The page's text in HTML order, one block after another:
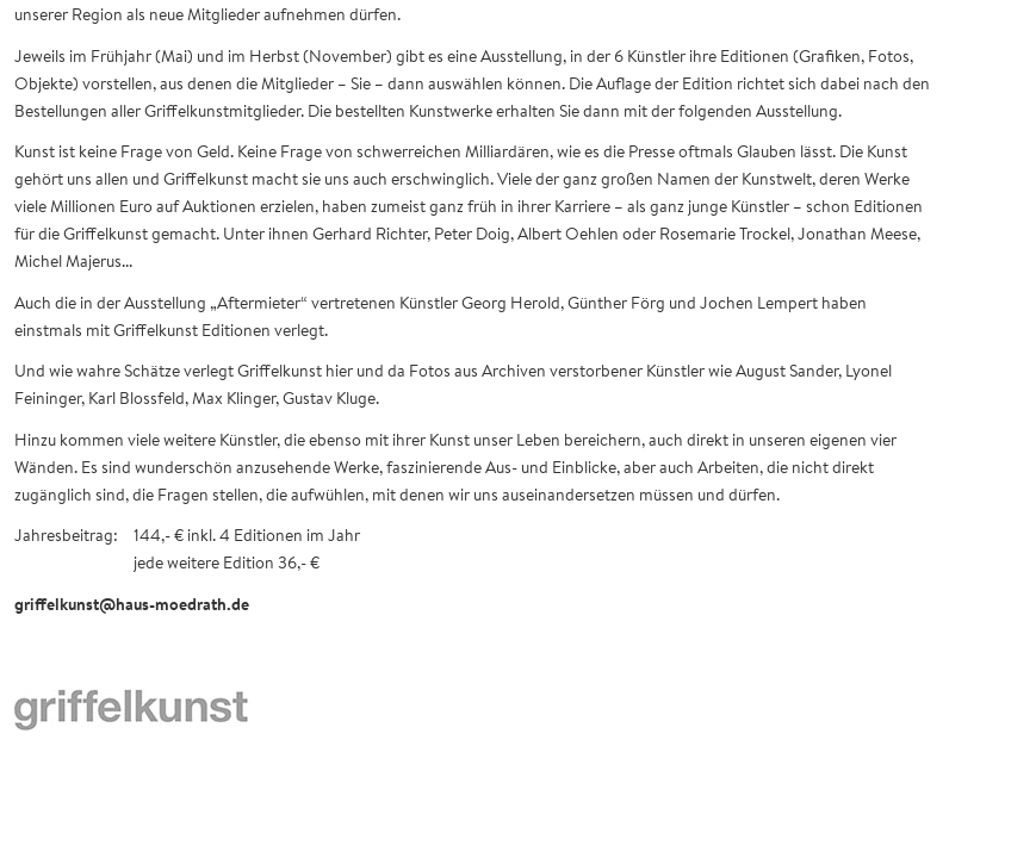
unserer Region als neue Mitglieder aufnehmen dürfen.
Jeweils im Frühjahr (Mai) und im Herbst (November) gibt es eine Ausstellung, in der 6 Künstler ihre Editionen (Grafiken, Fotos,
Objekte) vorstellen, aus denen die Mitglieder – Sie – dann auswählen können. Die Auflage der Edition richtet sich dabei nach den
Bestellungen aller Griffelkunstmitglieder. Die bestellten Kunstwerke erhalten Sie dann mit der folgenden Ausstellung.
Kunst ist keine Frage von Geld. Keine Frage von schwerreichen Milliardären, wie es die Presse oftmals Glauben lässt. Die Kunst
gehört uns allen und Griffelkunst macht sie uns auch erschwinglich. Viele der ganz großen Namen der Kunstwelt, deren Werke
viele Millionen Euro auf Auktionen erzielen, haben zumeist ganz früh in ihrer Karriere – als ganz junge Künstler – schon Editionen
für die Griffelkunst gemacht. Unter ihnen Gerhard Richter, Peter Doig, Albert Oehlen oder Rosemarie Trockel, Jonathan Meese,
Michel Majerus...
Auch die in der Ausstellung „Aftermieter“ vertretenen Künstler Georg Herold, Günther Förg und Jochen Lempert haben
einstmals mit Griffelkunst Editionen verlegt.
Und wie wahre Schätze verlegt Griffelkunst hier und da Fotos aus Archiven verstorbener Künstler wie August Sander, Lyonel
Feininger, Karl Blossfeld, Max Klinger, Gustav Kluge.
Hinzu kommen viele weitere Künstler, die ebenso mit ihrer Kunst unser Leben bereichern, auch direkt in unseren eigenen vier
Wänden. Es sind wunderschön anzusehende Werke, faszinierende Aus- und Einblicke, aber auch Arbeiten, die nicht direkt
zugänglich sind, die Fragen stellen, die aufwühlen, mit denen wir uns auseinandersetzen müssen und dürfen.
Jahresbeitrag:
144,- € inkl. 4 Editionen im Jahr
jede weitere Edition 36,- €
griffelkunst@haus-moedrath.de